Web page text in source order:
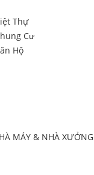
Thự
Cư
Hộ
MÁY & NHÀ XƯỞNG